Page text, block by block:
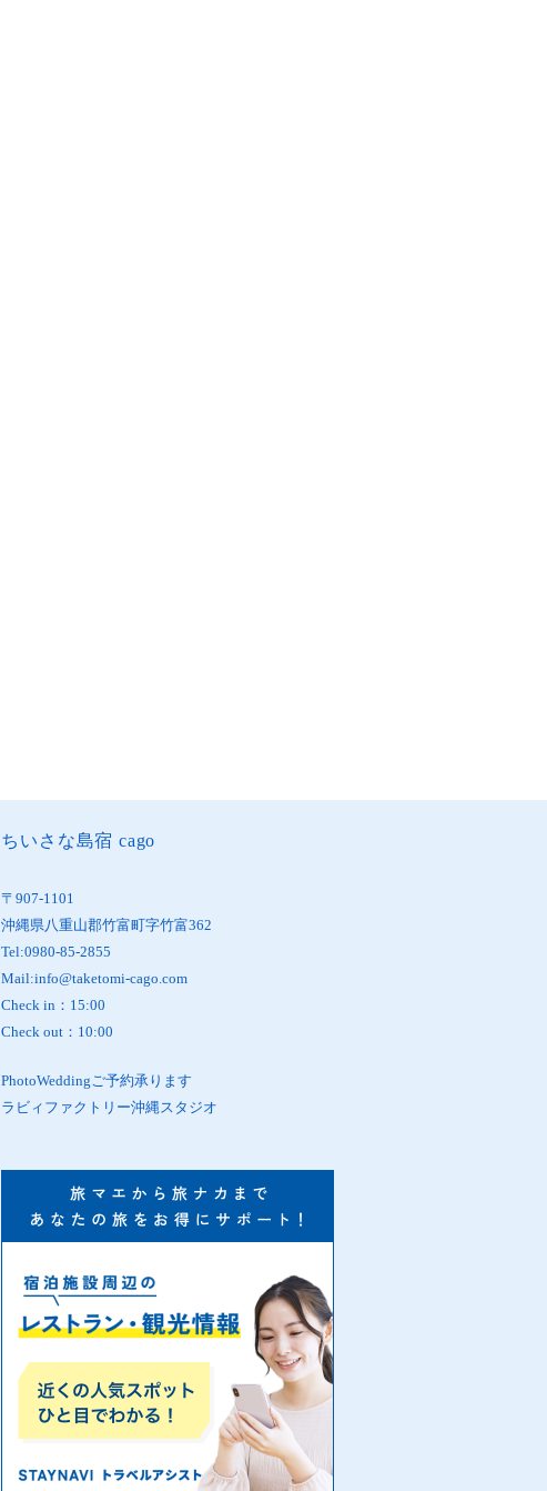
ちいさな島宿 cago
〒907-1101
沖縄県八重山郡竹富町字竹富362
Tel:0980-85-2855
Mail:info@taketomi-cago.com
Check in：15:00
Check out：10:00
PhotoWeddingご予約承ります
ラビィファクトリー沖縄スタジオ